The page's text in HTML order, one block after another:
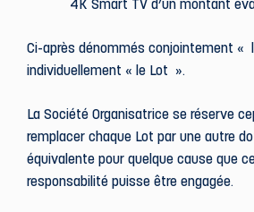
4K Smart TV d’un montant
Ci-après dénommés conjointement «
individuellement « le Lot ».
La Société Organisatrice se réserve
remplacer chaque Lot par une autre
équivalente pour quelque cause que
responsabilité puisse être engagée.